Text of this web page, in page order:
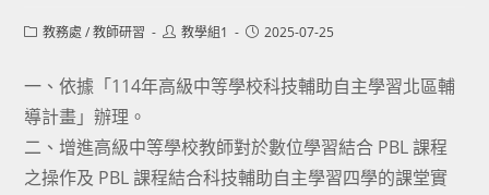
Post教務處 / 教師研習
Post教學組1
Post2025-07-25
一、依據「114年高級中等學校科技輔助自主學習北區輔
導計畫」辦理。
二、增進高級中等學校教師對於數位學習結合 PBL 課程
之操作及 PBL 課程結合科技輔助自主學習四學的課堂實